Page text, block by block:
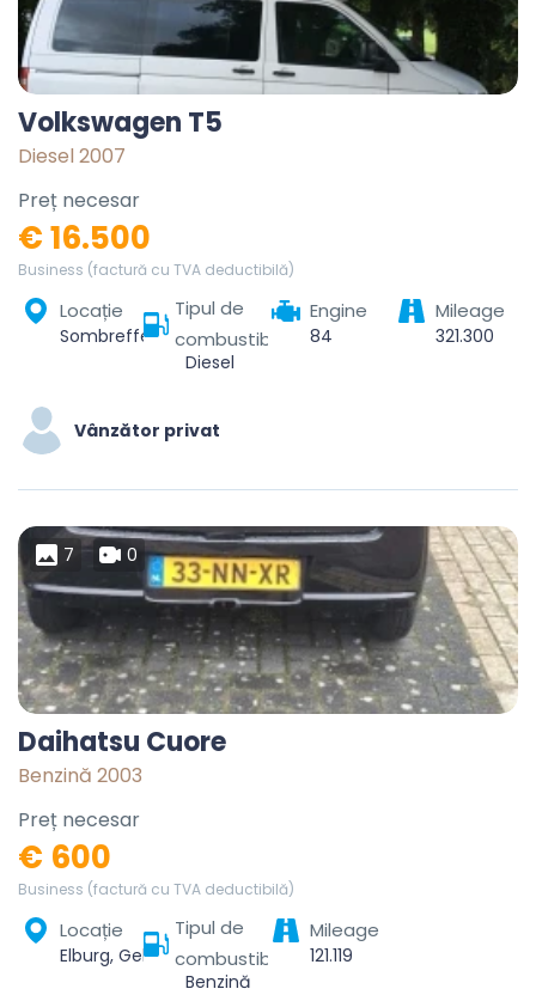
Volkswagen T5
Diesel 2007
Preț necesar
€ 16.500
Business (factură cu TVA deductibilă)
Locație
Sombreffe, Namur, Wallonie, 5140, Belgique
Tipul de
combustibil
Diesel
Engine
84
Mileage
321.300
Vânzător privat
7 0
Daihatsu Cuore
Benzină 2003
Preț necesar
€ 600
Business (factură cu TVA deductibilă)
Locație
Elburg, Gelderland, Netherlands
Tipul de
combustibil
Benzină
Mileage
121.119